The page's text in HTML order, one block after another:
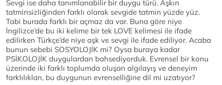
Sevgi ise daha tanımlanabilir bir duygu türü. Aşkın
tatminsizliğinden farklı olarak sevgide tatmin yüzde yüz.
Tabi burada farklı bir açmaz da var. Buna göre niye
İngilizce’de bu iki kelime bir tek LOVE kelimesi ile ifade
edilirken Türkçe’de niye aşk ve sevgi ile ifade ediliyor. Acaba
bunun sebebi SOSYOLOJİK mi? Oysa buraya kadar
PSİKOLOJİK duygulardan bahsediyorduk. Evrensel bir konu
üzerinde iki farklı toplumda oluşan algılayış ve deneyim
farklılıkları, bu duygunun evrenselliğine dil mi uzatıyor?